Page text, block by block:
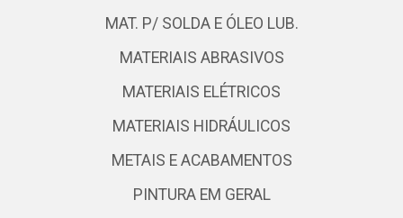
MAT. P/ SOLDA E ÓLEO LUB.
MATERIAIS ABRASIVOS
MATERIAIS ELÉTRICOS
MATERIAIS HIDRÁULICOS
METAIS E ACABAMENTOS
PINTURA EM GERAL